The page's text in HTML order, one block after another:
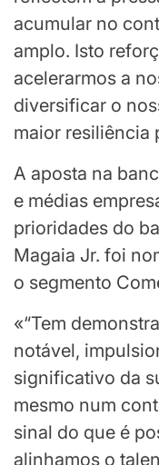
acumular no
amplo. Isto
acelerarmos a
diversificar o
maior resiliência
A aposta na
e médias
prioridades do
Magaia Jr. foi
o segmento
«“Tem
notável,
significativo da
mesmo num
sinal do que é
alinhamos o